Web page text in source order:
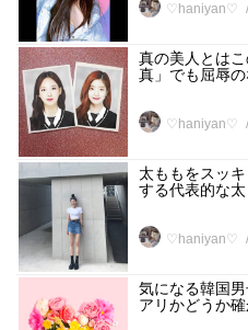
♡haniyan♡
真の美人とは
真」でも屈辱
♡haniyan♡
太ももをスッ
する代表的な
♡haniyan♡
気になる韓国
アリかどうか確